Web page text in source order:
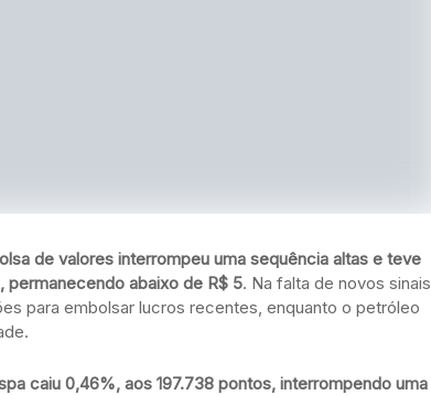
de valores interrompeu uma sequência altas e teve
abaixo de R$ 5. Na falta de novos sinais
para embolsar lucros recentes, enquanto o petróleo
caiu 0,46%, aos 197.738 pontos, interrompendo uma